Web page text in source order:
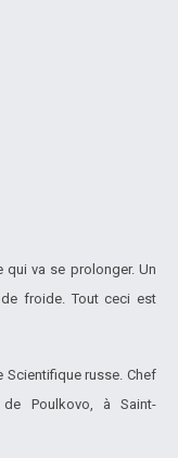
qui va se prolonger. Un
froide. Tout ceci est
Scientifique russe. Chef
Poulkovo, à Saint-